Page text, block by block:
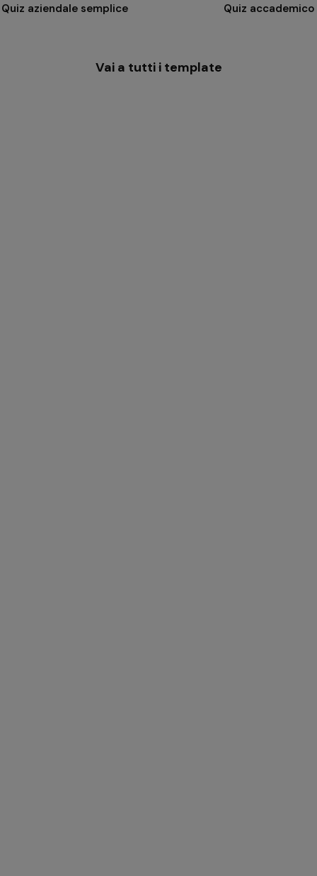
Quiz aziendale semplice Quiz accademico
Vai a tutti i template